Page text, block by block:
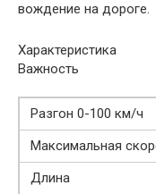
вождение на дороге.
Характеристика
Важность
Разгон 0-100 км/ч
Максимальная
Длина